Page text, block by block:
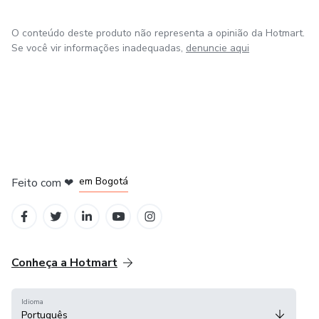
O conteúdo deste produto não representa a opinião da Hotmart.
Se você vir informações inadequadas, denuncie aqui
Feito com ❤ em Bogotá
Conheça a Hotmart
Idioma
Português